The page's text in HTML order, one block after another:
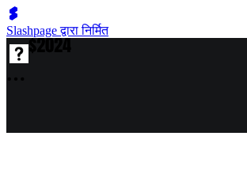
Slashpage द्वारा निर्मित